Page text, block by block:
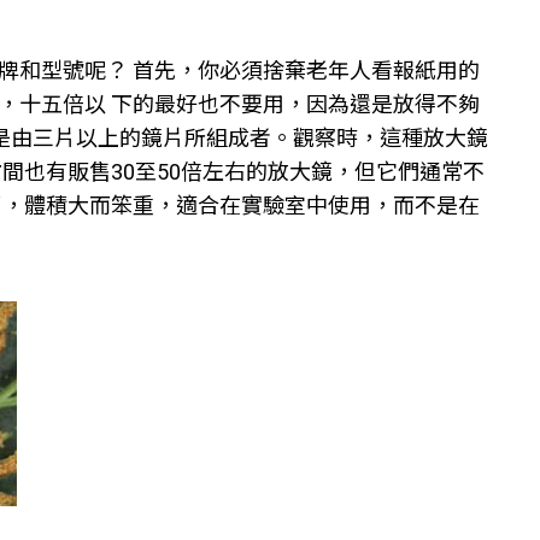
和型號呢？ 首先，你必須捨棄老年人看報紙用的
十五倍以 下的最好也不要用，因為還是放得不夠
三片以上的鏡片所組成者。觀察時，這種放大鏡
也有販售30至50倍左右的放大鏡，但它們通常不
體積大而笨重，適合在實驗室中使用，而不是在